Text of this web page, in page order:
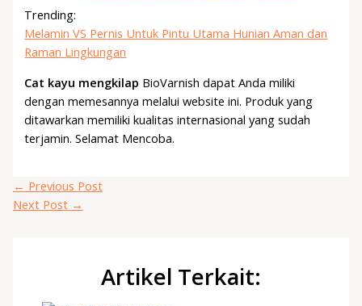
Trending:
Melamin VS Pernis Untuk Pintu Utama Hunian Aman dan
Raman Lingkungan
Cat kayu mengkilap BioVarnish dapat Anda miliki
dengan memesannya melalui website ini. Produk yang
ditawarkan memiliki kualitas internasional yang sudah
terjamin. Selamat Mencoba.
← Previous Post
Next Post →
Artikel Terkait: